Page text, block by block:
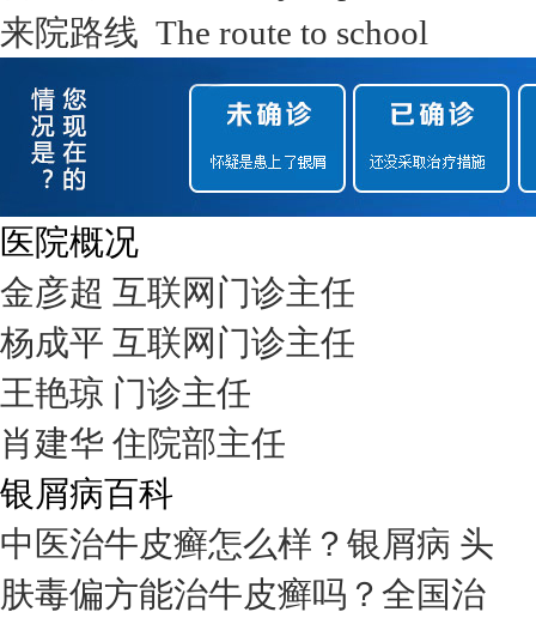
来院路线 The route to school
医院概况
金彦超 互联网门诊主任
杨成平 互联网门诊主任
王艳琼 门诊主任
肖建华 住院部主任
银屑病百科
中医治牛皮癣怎么样？银屑病 头
肤毒偏方能治牛皮癣吗？全国治